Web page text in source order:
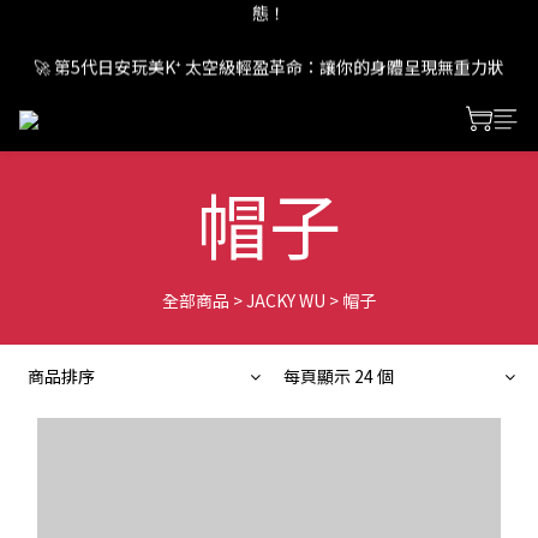
🚀 第5代日安玩美K⁺ 太空級輕盈革命：讓你的身體呈現無重力狀
態！
態！
🚀 第5代日安玩美K⁺ 太空級輕盈革命：讓你的身體呈現無重力狀
態！
帽子
全部商品 >JACKY WU > 帽子
商品排序 每頁顯示 24 個